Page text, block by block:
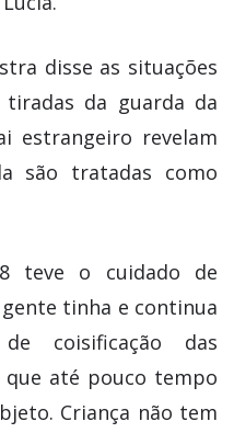
disse as situações
da guarda da
estrangeiro revelam
são tratadas como
teve o cuidado de
tinha e continua
coisificação das
que até pouco tempo
Criança não tem